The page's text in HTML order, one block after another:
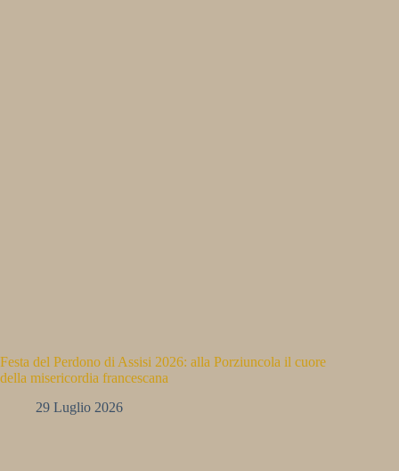
Festa del Perdono di Assisi 2026: alla Porziuncola il cuore
della misericordia francescana
29 Luglio 2026